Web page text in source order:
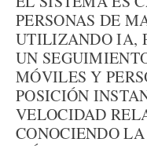
PERSONAS DE
UTILIZANDO IA,
UN
MÓVILES Y
POSICIÓN
VELOCIDAD
CONOCIENDO